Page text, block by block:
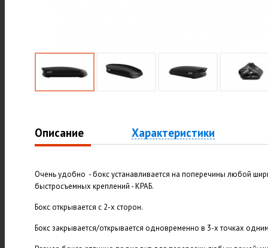
Описание Характеристики
Очень удобно - бокс устанавливается на поперечины любой
быстросъемных креплений - КРАБ.
Бокс открывается с 2-х сторон.
Бокс закрывается/открывается одновременно в 3-х точках